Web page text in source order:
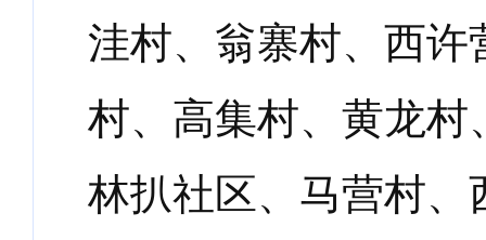
洼村、翁寨村、西
村、高集村、黄龙
林扒社区、马营村